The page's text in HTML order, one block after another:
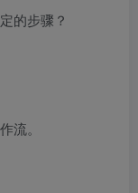
的步骤？​
流。​